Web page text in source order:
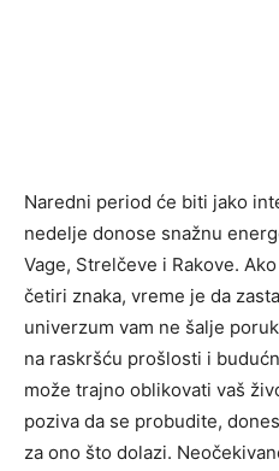
Naredni period će biti jako
nedelje donose snažnu
Vage, Strelčeve i Rakove.
četiri znaka, vreme je da
univerzum vam ne šalje
na raskršću prošlosti i
može trajno oblikovati vaš
poziva da se probudite,
za ono što dolazi.